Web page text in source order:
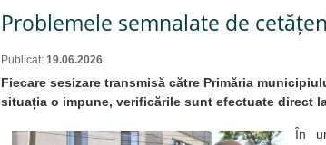
Problemele semnalate de
Publicat: 19.06.2026
Fiecare sesizare transmisă către Primăria
situația o impune, verificările sunt efectuate direct
În